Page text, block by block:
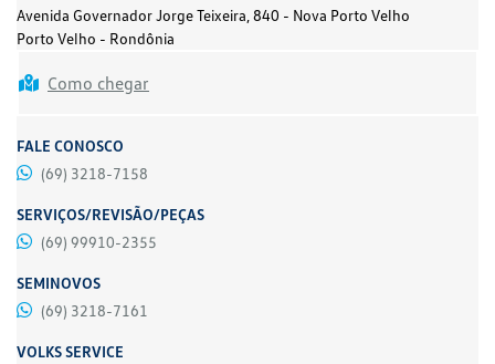
Avenida Governador Jorge Teixeira, 840 - Nova Porto Velho
Porto Velho - Rondônia
Como chegar
FALE CONOSCO
(69) 3218-7158
SERVIÇOS/REVISÃO/PEÇAS
(69) 99910-2355
SEMINOVOS
(69) 3218-7161
VOLKS SERVICE